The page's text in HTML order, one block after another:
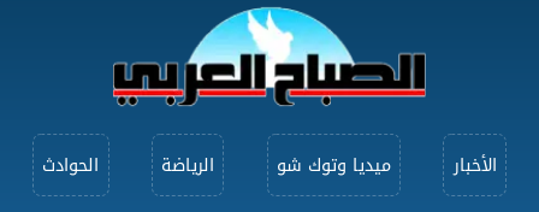
الأخبار ميديا وتوك شو الرياضة الحوادث